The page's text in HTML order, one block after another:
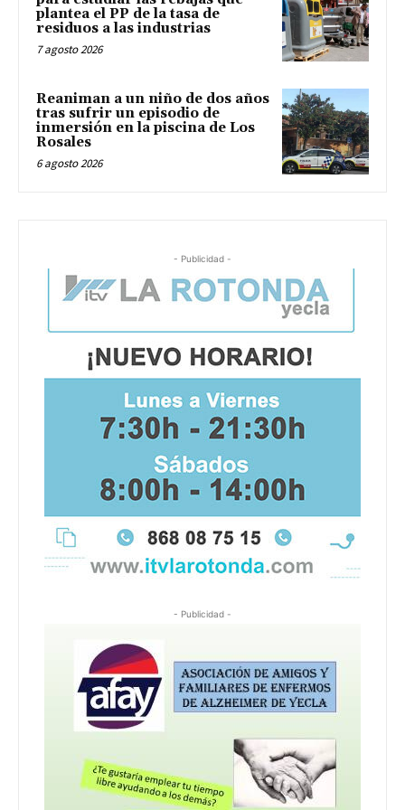
plantea el PP de la tasa de
residuos a las industrias
7 agosto 2026
Reaniman a un niño de dos años
tras sufrir un episodio de
inmersión en la piscina de Los
Rosales
6 agosto 2026
- Publicidad -
- Publicidad -